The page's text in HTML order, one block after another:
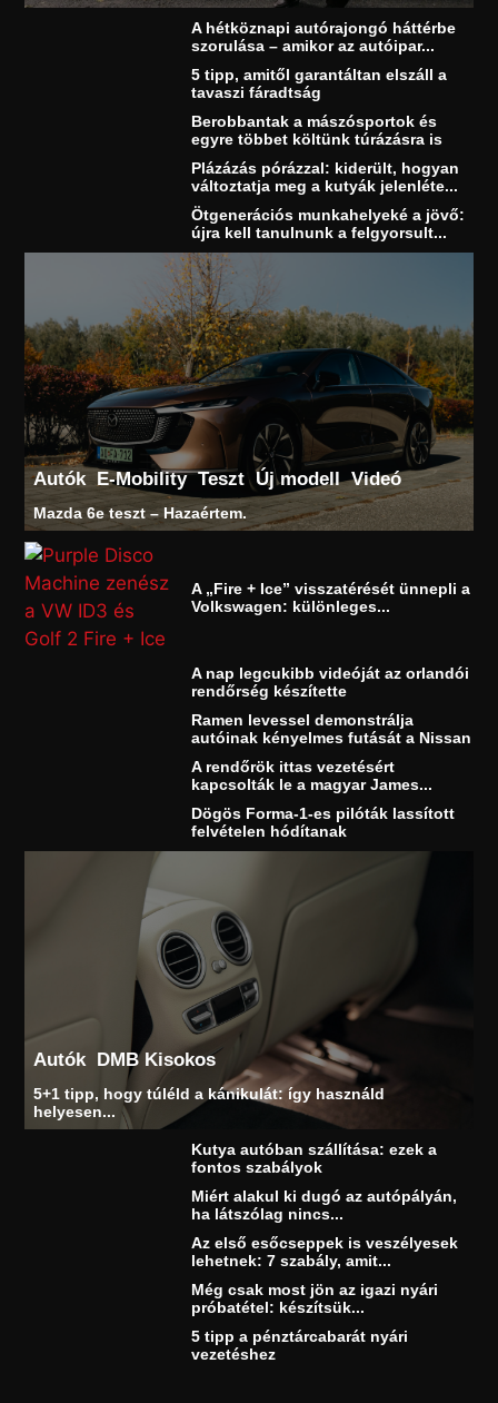
A hétköznapi autórajongó háttérbe
szorulása – amikor az autóipar...
5 tipp, amitől garantáltan elszáll a
tavaszi fáradtság
Berobbantak a mászósportok és
egyre többet költünk túrázásra is
Plázázás pórázzal: kiderült, hogyan
változtatja meg a kutyák jelenléte...
Ötgenerációs munkahelyeké a jövő:
újra kell tanulnunk a felgyorsult...
Autók E-Mobility Teszt Új modell Videó
Mazda 6e teszt – Hazaértem.
A „Fire + Ice” visszatérését ünnepli a
Volkswagen: különleges...
A nap legcukibb videóját az orlandói
rendőrség készítette
Ramen levessel demonstrálja
autóinak kényelmes futását a Nissan
A rendőrök ittas vezetésért
kapcsolták le a magyar James...
Dögös Forma-1-es pilóták lassított
felvételen hódítanak
Autók DMB Kisokos
5+1 tipp, hogy túléld a kánikulát: így használd
helyesen...
Kutya autóban szállítása: ezek a
fontos szabályok
Miért alakul ki dugó az autópályán,
ha látszólag nincs...
Az első esőcseppek is veszélyesek
lehetnek: 7 szabály, amit...
Még csak most jön az igazi nyári
próbatétel: készítsük...
5 tipp a pénztárcabarát nyári
vezetéshez